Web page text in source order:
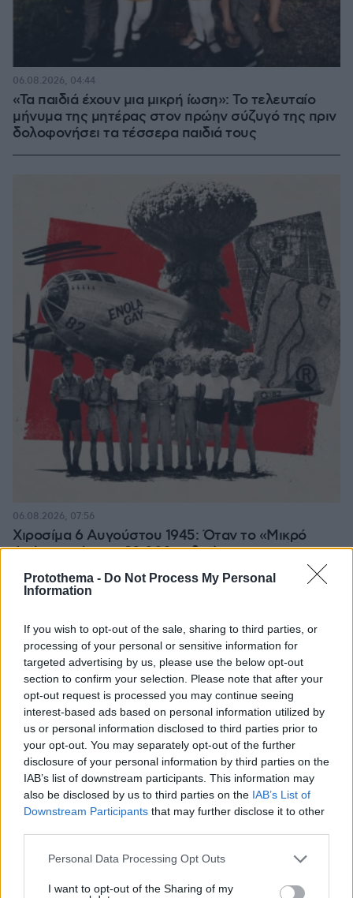
Protothema - Do Not Process My Personal
Information
If you wish to opt-out of the sale, sharing to third parties, or
processing of your personal or sensitive information for
targeted advertising by us, please use the below opt-out
section to confirm your selection. Please note that after your
opt-out request is processed you may continue seeing
interest-based ads based on personal information utilized by
us or personal information disclosed to third parties prior to
your opt-out. You may separately opt-out of the further
disclosure of your personal information by third parties on the
IAB’s list of downstream participants. This information may
also be disclosed by us to third parties on the IAB’s List of
Downstream Participants that may further disclose it to other
Please note that this website/app uses one or more Google
not limited to your visit or usage behaviour. You may click to
Personal Data Processing Opt Outs
I want to opt-out of the Sharing of my
«Τα παιδιά έχουν μια μικρή ίωση»: Το τελευταίο
μήνυμα της μητέρας στον πρώην σύζυγό της πριν
δολοφονήσει τα τέσσερα παιδιά τους
06.08.2026, 04:44
Χιροσίμα 6 Αυγούστου 1945: Όταν το «Μικρό
Αγόρι» σκότωσε 80.000 ανθρώπους
06.08.2026, 07:56